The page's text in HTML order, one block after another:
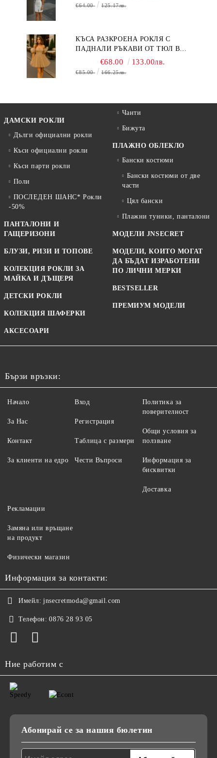
€64.00 125.17лв.
КЪСА РАЗКРОЕНА РОКЛЯ С
ПАДНАЛИ РЪКАВИ ОТ ТЮЛ В
БЕЖОВО€68.00 133.00лв.
€85.00 166.25лв.
ДАМСКИ РОКЛИ
Дълги официални рокли
Къси официални рокли
Къси парти рокли
Поли
ПОСЛЕДЕН ШАНС* Рокли
-50%
ПАНТАЛОНИ И
ГАЩЕРИЗОНИ
БЛУЗИ, РИЗИ И ТОПОВЕ
КОЛЕКЦИЯ РОКЛИ ЗА
МАЙКА И ДЪЩЕРЯ
ДЕТСКИ РОКЛИ
КОЛЕКЦИЯ ШАФЕРКИ
АКСЕСОАРИ
Чанти
Бижута
ПЛАЖНО ОБЛЕКЛО
Бански костюми
Бански костюми от две
части
Цял бански
Плажни туники, панталони
МОДЕЛИ JNSECRET
МОДЕЛИ, КОИТО МОГАТ
ДА БЪДАТ ИЗРАБОТЕНИ
ПО ЛИЧНИ МЕРКИ
BESTSELLER
ПРЕМИУМ МОДЕЛИ
Бързи връзки:
Начало
За Нас
Контакт
За клиенти на едро
Вход
Регистрация
Таблица с размери
Чести Въпроси
Политика за
поверителност
Общи условия за
ползване
Информация за
бисквитки
Доставка
Рекламации
Замяна или връщане
на продукт
Физически магазин
Информация за контакти:
Имейл: jnsecretmoda@gmail.com
Телефон: 0876 28 93 05
Ние работим с
Абонирай се за нашия бюлетин